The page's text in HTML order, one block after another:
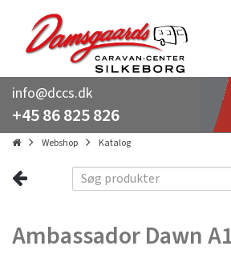
info@dccs.dk
+45 86 825 826
Webshop Katalog
Ambassador Dawn